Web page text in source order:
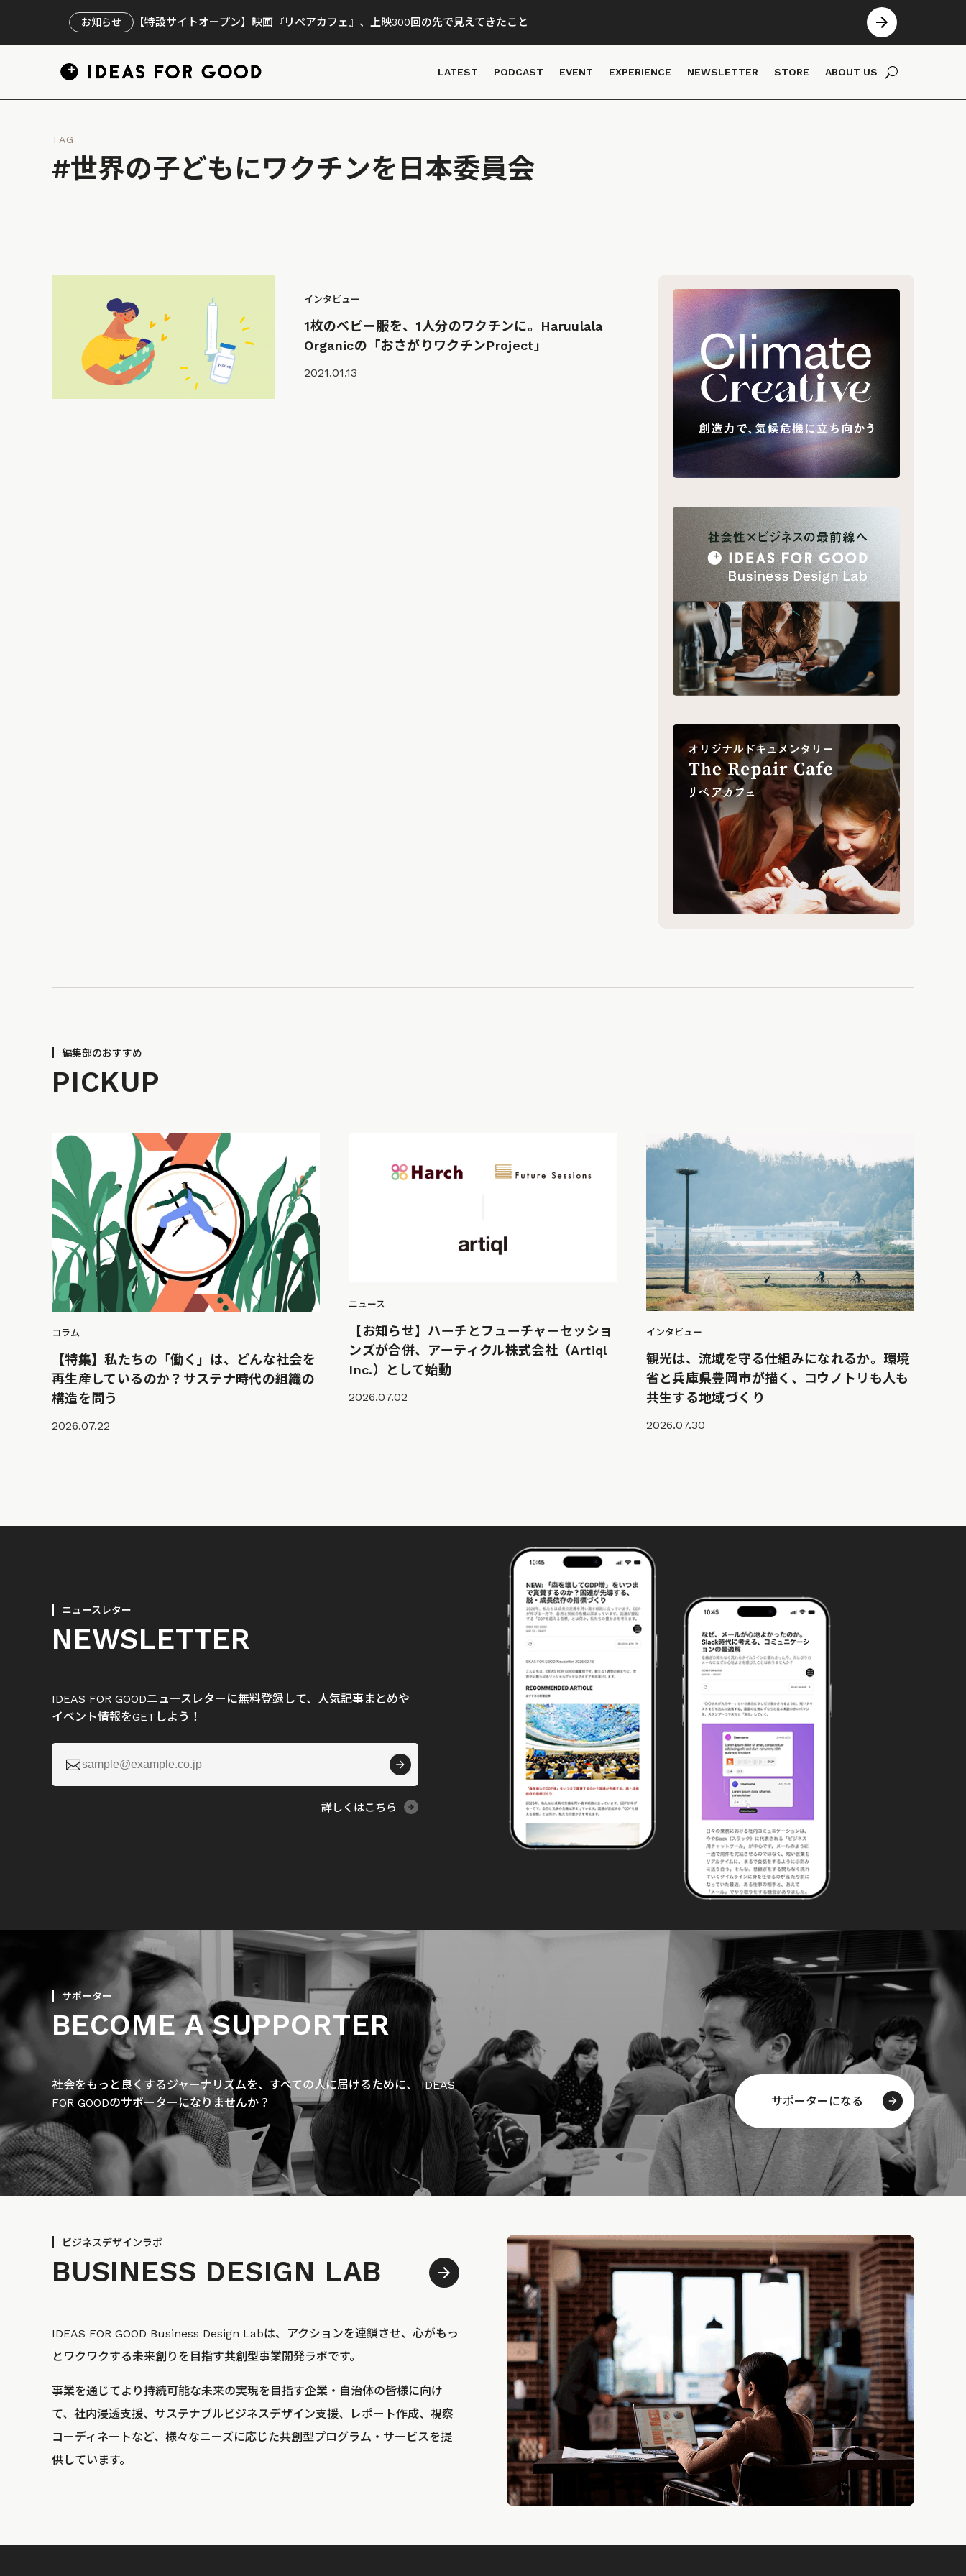
お知らせ 【特設サイトオープン】映画『リペアカフェ』、上映300回の先で見えてきたこと
LATEST PODCAST EVENT EXPERIENCE NEWSLETTER STORE ABOUT US
TAG
#世界の子どもにワクチンを日本委員会
インタビュー
1枚のベビー服を、1人分のワクチンに。Haruulala
Organicの「おさがりワクチンProject」
2021.01.13
編集部のおすすめ
PICKUP
コラム
【特集】私たちの「働く」は、どんな社会を
再生産しているのか？サステナ時代の組織の
構造を問う
2026.07.22
ニュース
【お知らせ】ハーチとフューチャーセッショ
ンズが合併、アーティクル株式会社（Artiql
Inc.）として始動
2026.07.02
インタビュー
観光は、流域を守る仕組みになれるか。環境
省と兵庫県豊岡市が描く、コウノトリも人も
共生する地域づくり
2026.07.30
ニュースレター
NEWSLETTER
IDEAS FOR GOODニュースレターに無料登録して、人気記事まとめや
イベント情報をGETしよう！

詳しくはこちら
サポーター
BECOME A SUPPORTER
社会をもっと良くするジャーナリズムを、すべての人に届けるために、 IDEAS
FOR GOODのサポーターになりませんか？
サポーターになる
ビジネスデザインラボ
BUSINESS DESIGN LAB
IDEAS FOR GOOD Business Design Labは、アクションを連鎖させ、心がもっ
とワクワクする未来創りを目指す共創型事業開発ラボです。
事業を通じてより持続可能な未来の実現を目指す企業・自治体の皆様に向け
て、社内浸透支援、サステナブルビジネスデザイン支援、レポート作成、視察
コーディネートなど、様々なニーズに応じた共創型プログラム・サービスを提
供しています。